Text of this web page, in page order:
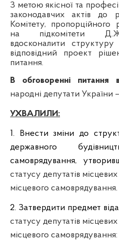
З метою якісної та
законодавчих актів до
Комітету, пропорційного
на підкомітети
вдосконалити
відповідний проект
питання.
В обговоренні питання
народні депутати України
УХВАЛИЛИ:
1. Внести зміни до
державного
самоврядування,
статусу депутатів
місцевого самоврядування.
2. Затвердити предмет
статусу депутатів
місцевого самоврядування: